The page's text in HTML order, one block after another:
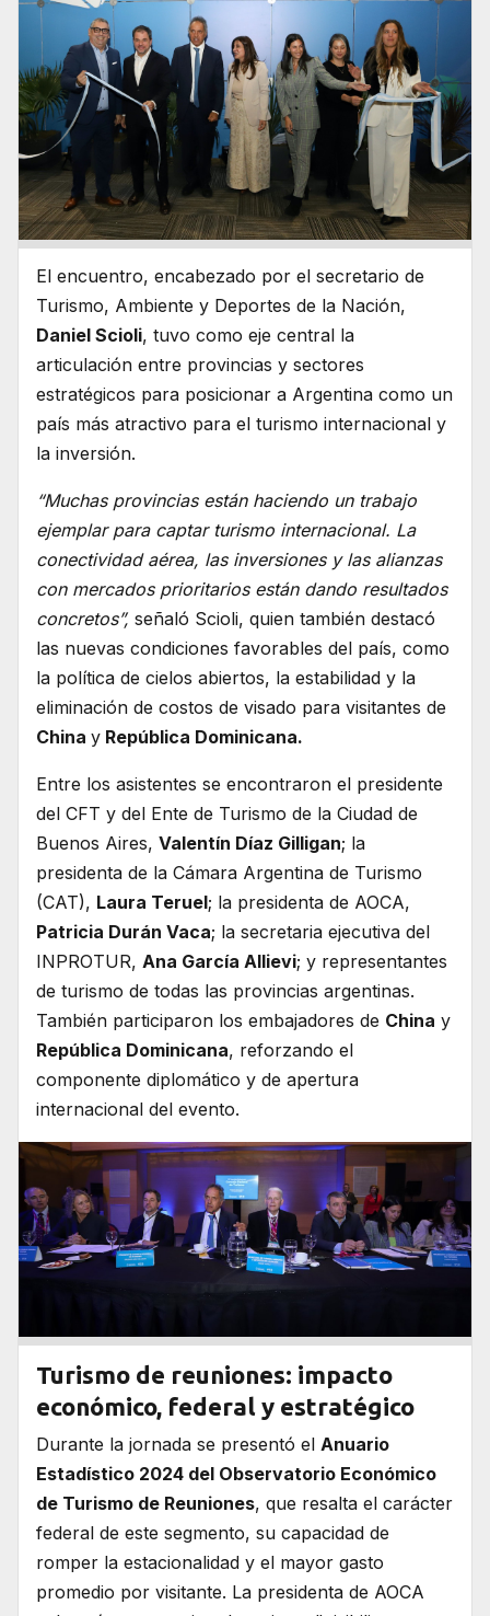
El encuentro, encabezado por el secretario de
Turismo, Ambiente y Deportes de la Nación,
Daniel Scioli, tuvo como eje central la
articulación entre provincias y sectores
estratégicos para posicionar a Argentina como un
país más atractivo para el turismo internacional y
la inversión.
“Muchas provincias están haciendo un trabajo
ejemplar para captar turismo internacional. La
conectividad aérea, las inversiones y las alianzas
con mercados prioritarios están dando resultados
concretos”, señaló Scioli, quien también destacó
las nuevas condiciones favorables del país, como
la política de cielos abiertos, la estabilidad y la
eliminación de costos de visado para visitantes de
China y República Dominicana.
Entre los asistentes se encontraron el presidente
del CFT y del Ente de Turismo de la Ciudad de
Buenos Aires, Valentín Díaz Gilligan; la
presidenta de la Cámara Argentina de Turismo
(CAT), Laura Teruel; la presidenta de AOCA,
Patricia Durán Vaca; la secretaria ejecutiva del
INPROTUR, Ana García Allievi; y representantes
de turismo de todas las provincias argentinas.
También participaron los embajadores de China y
República Dominicana, reforzando el
componente diplomático y de apertura
internacional del evento.
Turismo de reuniones: impacto
económico, federal y estratégico
Durante la jornada se presentó el Anuario
Estadístico 2024 del Observatorio Económico
de Turismo de Reuniones, que resalta el carácter
federal de este segmento, su capacidad de
romper la estacionalidad y el mayor gasto
promedio por visitante. La presidenta de AOCA